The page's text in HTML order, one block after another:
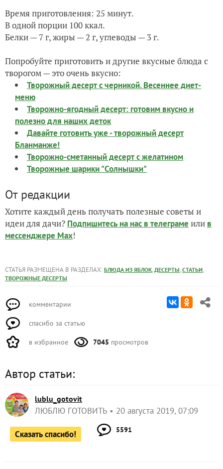
Время приготовления: 25 минут.
В одной порции 100 ккал.
Белки — 7 г, жиры — 2 г, углеводы — 3 г.
Попробуйте приготовить и другие вкусные блюда с
творогом — это очень вкусно:
Творожный десерт с черникой. Весеннее диет-
меню
Творожно-ягодный десерт: готовим вкусно и
полезно для наших деток
Давайте готовить уже - творожный десерт
Бланманже!
Творожно-сметанный десерт с желатином
Творожные шарики "Солнышки"
От редакции
Хотите каждый день получать полезные советы и
идеи для дачи? Подпишитесь на нас в телеграме или в
мессенджере Max!
СТАТЬЯ РАЗМЕЩЕНА В РАЗДЕЛАХ: БЛЮДА ИЗ ЯБЛОК, ДЕСЕРТЫ, СТАТЬИ,
ТВОРОЖНЫЕ ДЕСЕРТЫ
комментарии
спасибо за статью
в избранное 7045 просмотров
Автор статьи:
lublu_gotovit
ЛЮБЛЮ ГОТОВИТЬ 20 августа 2019, 07:09
Сказать спасибо! 5591